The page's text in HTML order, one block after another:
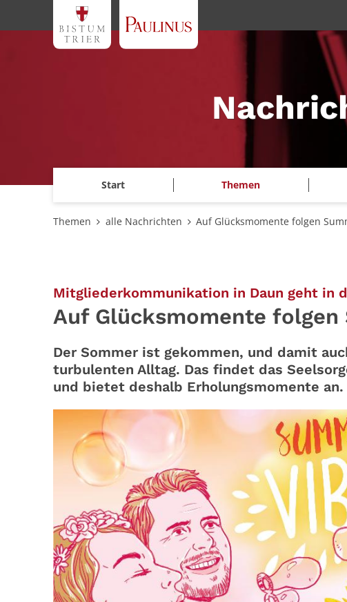
Zum Inhalt springen
Start Themen
Themen alle Nachrichten Auf Glücksmomente folgen
Mitgliederkommunikation in Daun geht in
Auf Glücksmomente folgen
Der Sommer ist gekommen, und damit
turbulenten Alltag. Das findet das
und bietet deshalb Erholungsmomente an.